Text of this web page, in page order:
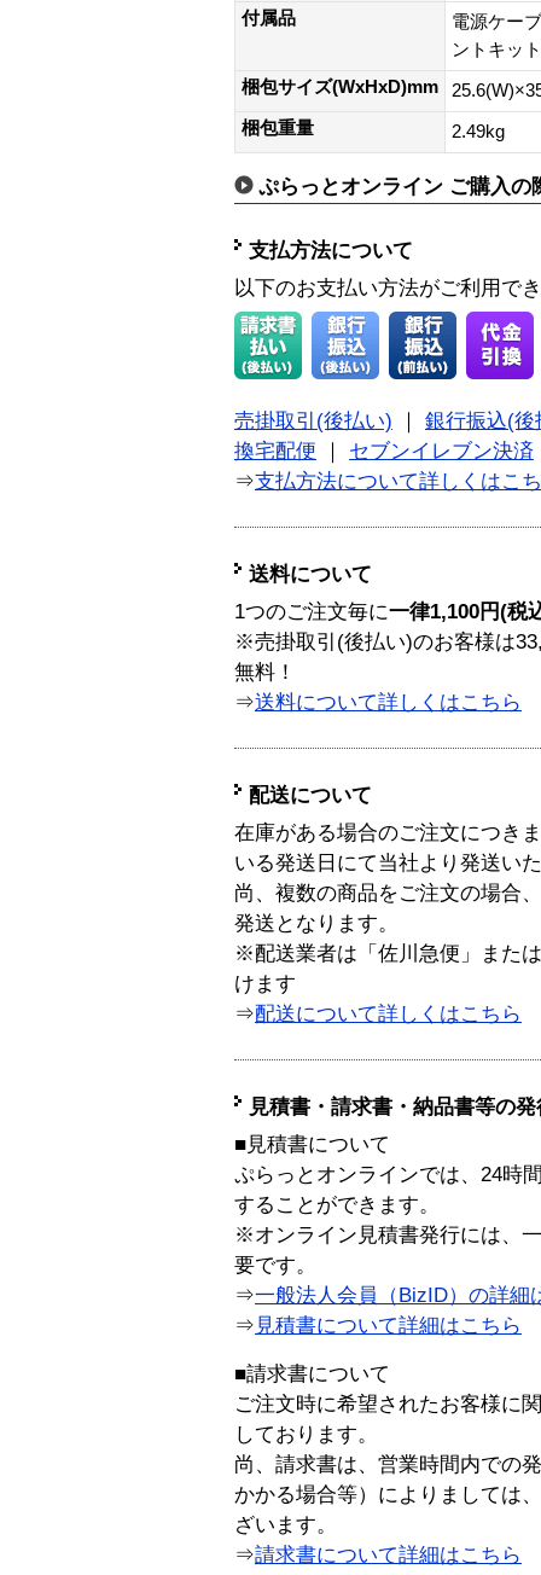
付属品
電源ケー
ントキッ
梱包サイズ(WxHxD)mm
梱包重量
2.49kg
ぷらっとオンライン ご購入の
支払方法について
以下のお支払い方法がご利用で
売掛取引(後払い)
銀行振込(後
換宅配便
セブンイレブン決済
⇒支払方法について詳しくはこ
送料について
1つのご注文毎に一律1,100円(税
※売掛取引(後払い)のお客様は
無料！
⇒送料について詳しくはこちら
配送について
在庫がある場合のご注文につき
いる発送日にて当社より発送い
尚、複数の商品をご注文の場合
発送となります。
※配送業者は「佐川急便」また
けます
⇒配送について詳しくはこちら
見積書・請求書・納品書等の
■見積書について
ぷらっとオンラインでは、24時
することができます。
※オンライン見積書発行には、
要です。
⇒一般法人会員（BizID）の詳細
⇒ 見積書について詳細はこちら
■請求書について
ご注文時に希望されたお客様に
しております。
尚、請求書は、営業時間内での
かかる場合等）によりましては
ざいます。
⇒請求書について詳細はこちら